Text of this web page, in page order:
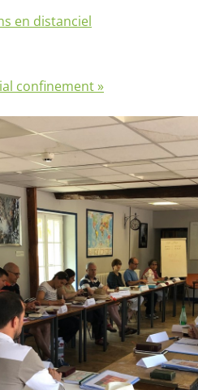
en distanciel
confinement »